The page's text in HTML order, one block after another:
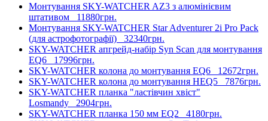
Монтування SKY-WATCHER AZ3 з алюмінієвим
штативом 11880грн.
Монтування SKY-WATCHER Star Adventurer 2i Pro Pack
(для астрофотографії) 32340грн.
SKY-WATCHER апгрейд-набір Syn Scan для монтування
EQ6 17996грн.
SKY-WATCHER колона до монтування EQ6 12672грн.
SKY-WATCHER колона до монтування HEQ5 7876грн.
SKY-WATCHER планка "ластівчин хвіст"
Losmandy 2904грн.
SKY-WATCHER планка 150 мм EQ2 4180грн.